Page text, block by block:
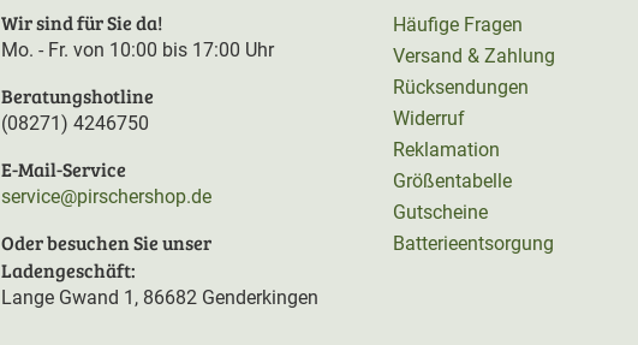
Wir sind für Sie da!
Mo. - Fr. von 10:00 bis 17:00 Uhr
Beratungshotline
(08271) 4246750
E-Mail-Service
service@pirschershop.de
Oder besuchen Sie unser
Ladengeschäft:
Lange Gwand 1, 86682 Genderkingen
Häufige Fragen
Versand & Zahlung
Rücksendungen
Widerruf
Reklamation
Größentabelle
Gutscheine
Batterieentsorgung